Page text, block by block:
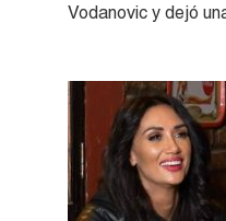
Vodanovic y dejó